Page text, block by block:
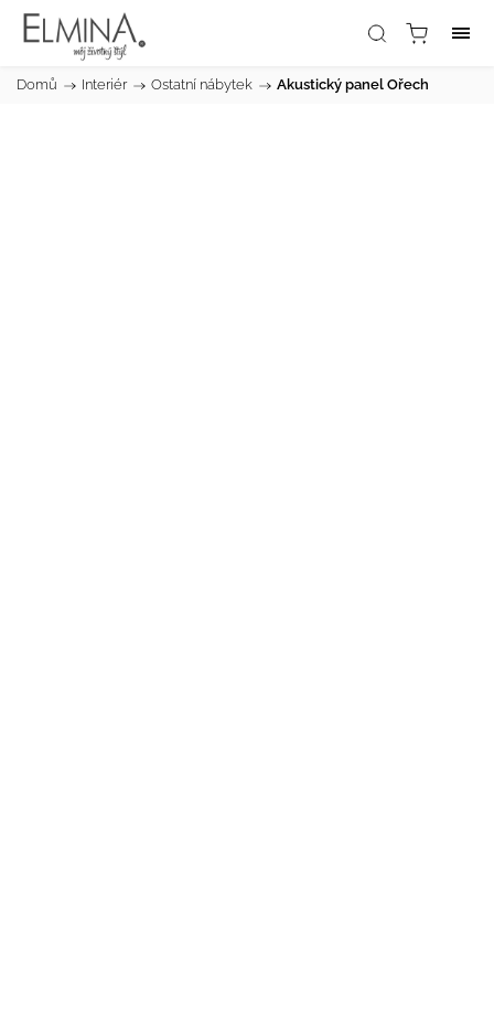
Domů / Interiér / Ostatní nábytek / Akustický panel Ořech